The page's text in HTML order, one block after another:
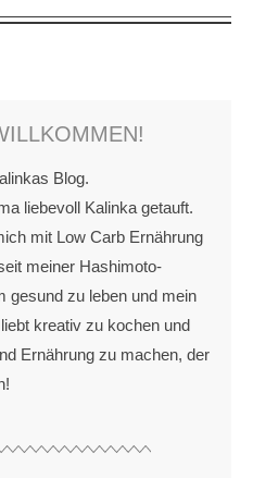
Blog.
liebevoll Kalinka getauft.
mit Low Carb Ernährung
meiner Hashimoto-
gesund zu leben und mein
kreativ zu kochen und
Ernährung zu machen, der